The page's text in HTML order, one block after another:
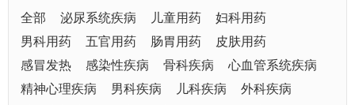
全部
泌尿系统疾病 儿童用药
妇科用药
男科用药
五官用药 肠胃用药
皮肤用药
感冒发热
感染性疾病 骨科疾病
心血管系统疾病
精神心理疾病
男科疾病 儿科疾病
外科疾病